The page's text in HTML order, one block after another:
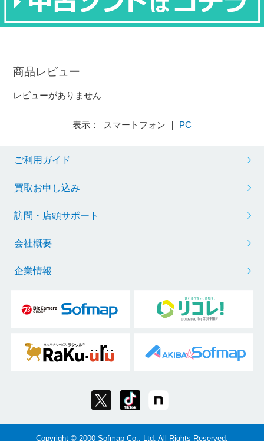
商品レビュー
レビューがありません
表示： スマートフォン ｜ PC
ご利用ガイド
買取お申し込み
訪問・店頭サポート
会社概要
企業情報
Copyright © 2000 Sofmap Co., Ltd. All Rights Reserved.